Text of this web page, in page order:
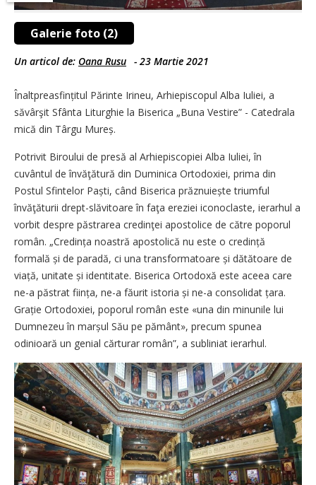
Galerie foto (2)
Un articol de: Oana Rusu - 23 Martie 2021
Înaltpreasfințitul Părinte Irineu, Arhiepiscopul Alba Iuliei, a
săvârşit Sfânta Liturghie la Biserica „Buna Vestire” - Catedrala
mică din Târgu Mureș.
Potrivit Biroului de presă al Arhiepiscopiei Alba Iuliei, în
cuvântul de învăţătură din Duminica Ortodoxiei, prima din
Postul Sfintelor Paști, când Biserica prăznuiește triumful
învăţăturii drept-slăvitoare în faţa ereziei iconoclaste, ierarhul a
vorbit despre păstrarea credinţei apostolice de către poporul
român. „Credința noastră apostolică nu este o credință
formală și de paradă, ci una transformatoare și dătătoare de
viață, unitate și identitate. Biserica Ortodoxă este aceea care
ne-a păstrat ființa, ne-a făurit istoria și ne-a consolidat țara.
Grație Ortodoxiei, poporul român este «una din minunile lui
Dumnezeu în marșul Său pe pământ», precum spunea
odinioară un genial cărturar român”, a subliniat ierarhul.